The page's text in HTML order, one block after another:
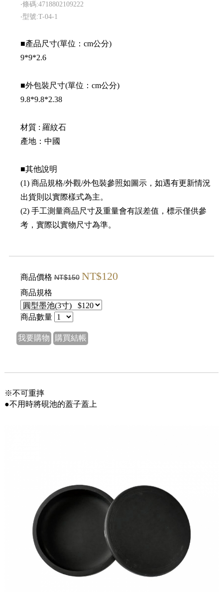
‧條碼:4718802109222
‧型號:T-04-1
■產品尺寸(單位：cm公分)
9*9*2.6
■外包裝尺寸(單位：cm公分)
9.8*9.8*2.38
材質 : 羅紋石
產地：中國
■其他說明
(1) 商品規格/外觀/外包裝參照如圖示，如遇有更新情況
出貨則以實際樣式為主。
(2) 手工測量商品尺寸及重量會有誤差值，標示僅供參
考，實際以實物尺寸為準。
商品價格NT$150 NT$120
商品規格
商品數量
我要購物 購買結帳
※不可重摔
●不用時將硯池的蓋子蓋上